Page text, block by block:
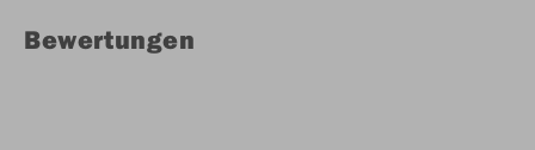
Bewertungen